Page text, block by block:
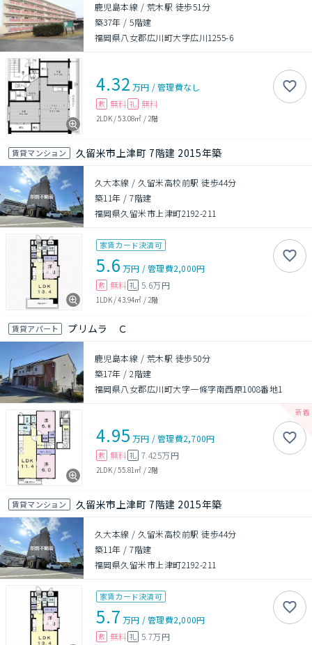
鹿児島本線 / 荒木駅 徒歩51分
築37年 /5階建
福岡県八女郡広川町大字広川1255-6
4.32 万円 /管理費なし
敷 無料 礼 無料
2LDK/53.08㎡ / 2階
賃貸マンション 久留米市上津町 7階建 2015年築
久大本線 / 久留米高校前駅 徒歩44分
築11年 /7階建
福岡県久留米市上津町2192-211
家賃カード決済可
5.6 万円 /管理費2,000円
敷 無料 礼 5.6万円
1LDK/43.94㎡ /2階
賃貸アパート プリムラ Ｃ
鹿児島本線 / 荒木駅 徒歩50分
築17年 /2階建
福岡県八女郡広川町大字一條字南西原1008番地1
4.95 万円 /管理費2,700円
敷 無料 礼 7.425万円
2LDK/55.81㎡ / 2階
賃貸マンション 久留米市上津町 7階建 2015年築
久大本線 / 久留米高校前駅 徒歩44分
築11年 /7階建
福岡県久留米市上津町2192-211
家賃カード決済可
5.7 万円 /管理費2,000円
敷 無料 礼 5.7万円